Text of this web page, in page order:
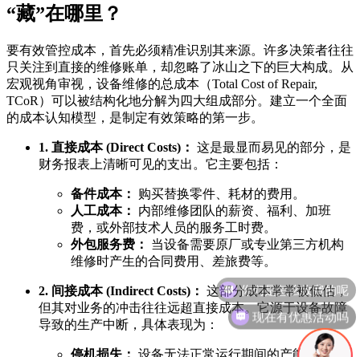
“藏”在哪里？
要有效管控成本，首先必须精准识别其来源。许多决策者往往
只关注到直接的维修账单，却忽略了冰山之下的巨大构成。从
宏观视角审视，设备维修的总成本（Total Cost of Repair,
TCoR）可以被结构化地分解为四大组成部分。建立一个全面
的成本认知模型，是制定有效策略的第一步。
1. 直接成本 (Direct Costs)： 这是最显而易见的部分，是
财务报表上清晰可见的支出。它主要包括：
备件成本：
购买替换零件、耗材的费用。
人工成本：
内部维修团队的薪资、福利、加班
费，或外部技术人员的服务工时费。
外包服务费：
当设备需要原厂或专业第三方机构
维修时产生的合同费用、差旅费等。
2. 间接成本 (Indirect Costs)： 这部分成本常常被低估，
但其对业务的冲击往往远超直接成本。它源于设备故障
导致的生产中断，具体表现为：
现在有优惠活动吗